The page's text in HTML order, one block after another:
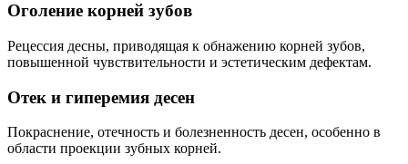
Оголение корней зубов
Рецессия десны, приводящая к обнажению корней зубов,
повышенной чувствительности и эстетическим дефектам.
Отек и гиперемия десен
Покраснение, отечность и болезненность десен, особенно в
области проекции зубных корней.